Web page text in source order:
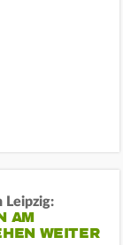
Leipzig:
AM
WEITER